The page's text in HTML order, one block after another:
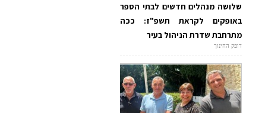
שלושה מנהלים חדשים לבתי הספר
באופקים לקראת תשפ"ז: ככה
מתרחבת שדרת הניהול בעיר
דופק החינוך